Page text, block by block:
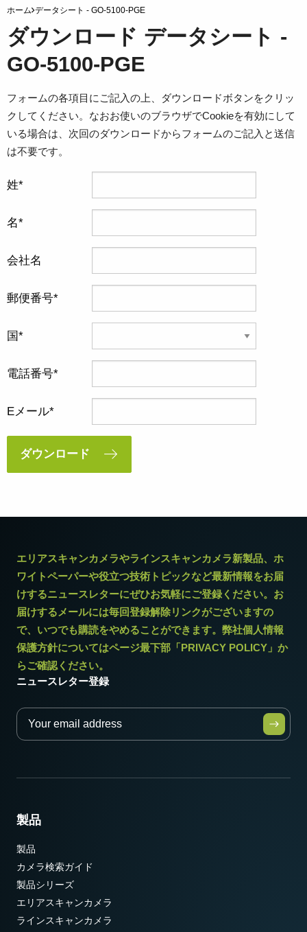
ホーム データシート - GO-5100-PGE
ダウンロード データシート -
GO-5100-PGE
フォームの各項目にご記入の上、ダウンロードボタンをクリッ
クしてください。なおお使いのブラウザでCookieを有効にして
いる場合は、次回のダウンロードからフォームのご記入と送信
は不要です。
姓
名
会社名
郵便番号
国
電話番号
Eメール
ダウンロード
エリアスキャンカメラやラインスキャンカメラ新製品、ホ
ワイトペーパーや役立つ技術トピックなど最新情報をお届
けするニュースレターにぜひお気軽にご登録ください。お
届けするメールには毎回登録解除リンクがございますの
で、いつでも購読をやめることができます。弊社個人情報
保護方針についてはページ最下部「PRIVACY POLICY」か
らご確認ください。
ニュースレター登録
製品
製品
カメラ検索ガイド
製品シリーズ
エリアスキャンカメラ
ラインスキャンカメラ